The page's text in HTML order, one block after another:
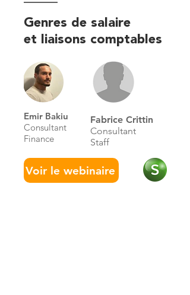
Genres de salaire
et liaisons comptables
Emir Bakiu
Consultant
Finance
Fabrice Crittin
Consultant
Staff
Voir le webinaire